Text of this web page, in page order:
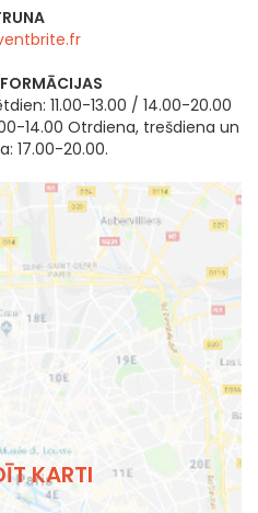
11.00-13.00 / 14.00-20.00
14.00 Otrdiena, trešdiena un
17.00-20.00.
KARTI